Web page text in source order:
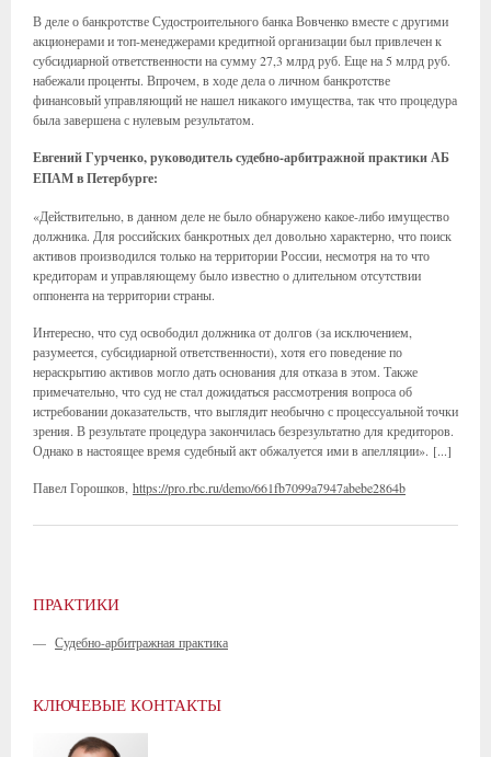
В деле о банкротстве Судостроительного банка Вовченко вместе с другими
акционерами и топ-менеджерами кредитной организации был привлечен к
субсидиарной ответственности на сумму 27,3 млрд руб. Еще на 5 млрд руб.
набежали проценты. Впрочем, в ходе дела о личном банкротстве
финансовый управляющий не нашел никакого имущества, так что процедура
была завершена с нулевым результатом.
Евгений Гурченко, руководитель судебно-арбитражной практики АБ
ЕПАМ в Петербурге:
«Действительно, в данном деле не было обнаружено какое-либо имущество
должника. Для российских банкротных дел довольно характерно, что поиск
активов производился только на территории России, несмотря на то что
кредиторам и управляющему было известно о длительном отсутствии
оппонента на территории страны.
Интересно, что суд освободил должника от долгов (за исключением,
разумеется, субсидиарной ответственности), хотя его поведение по
нераскрытию активов могло дать основания для отказа в этом. Также
примечательно, что суд не стал дожидаться рассмотрения вопроса об
истребовании доказательств, что выглядит необычно с процессуальной точки
зрения. В результате процедура закончилась безрезультатно для кредиторов.
Однако в настоящее время судебный акт обжалуется ими в апелляции». [...]
Павел Горошков, https://pro.rbc.ru/demo/661fb7099a7947abebe2864b
ПРАКТИКИ
— Судебно-арбитражная практика
КЛЮЧЕВЫЕ КОНТАКТЫ